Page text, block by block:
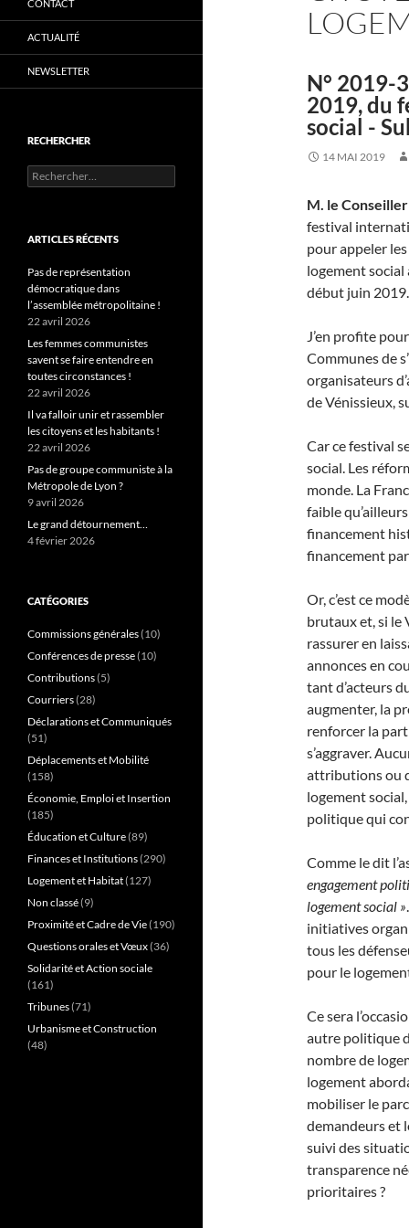
N° 2019-
2019, du
social -
14 MAI 2019
M. le
festival
pour appeler
logement social
début juin 2019.
J’en profite
Communes de
organisateurs
de Vénissieux,
Car ce festival
social. Les
monde. La
faible
financement
financement
Or, c’est ce
brutaux et, si le
rassurer en
annonces en
tant d’acteurs
augmenter, la
renforcer la
s’aggraver.
attributions ou
logement
politique qui
Comme le dit
engagement
logement social »
initiatives
tous les
pour le
Ce sera
autre politique
nombre de
logement
mobiliser le
demandeurs et
suivi des
transparence
prioritaires ?
CONTACT
ACTUALITÉ
NEWSLETTER
RECHERCHER
Rechercher :
ARTICLES RÉCENTS
Pas de représentation
démocratique dans
l’assemblée métropolitaine !
22 avril 2026
Les femmes communistes
savent se faire entendre en
toutes circonstances !
22 avril 2026
Il va falloir unir et rassembler
les citoyens et les habitants !
22 avril 2026
Pas de groupe communiste à la
Métropole de Lyon ?
9 avril 2026
Le grand détournement…
4 février 2026
CATÉGORIES
Commissions générales(10)
Conférences de presse(10)
Contributions(5)
Courriers(28)
Déclarations et Communiqués
(51)
Déplacements et Mobilité
(158)
Économie, Emploi et Insertion
(185)
Éducation et Culture(89)
Finances et Institutions(290)
Logement et Habitat(127)
Non classé(9)
Proximité et Cadre de Vie(190)
Questions orales et Vœux(36)
Solidarité et Action sociale
(161)
Tribunes(71)
Urbanisme et Construction
(48)